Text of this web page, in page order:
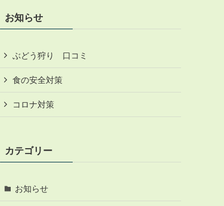
お知らせ
ぶどう狩り 口コミ
食の安全対策
コロナ対策
カテゴリー
お知らせ